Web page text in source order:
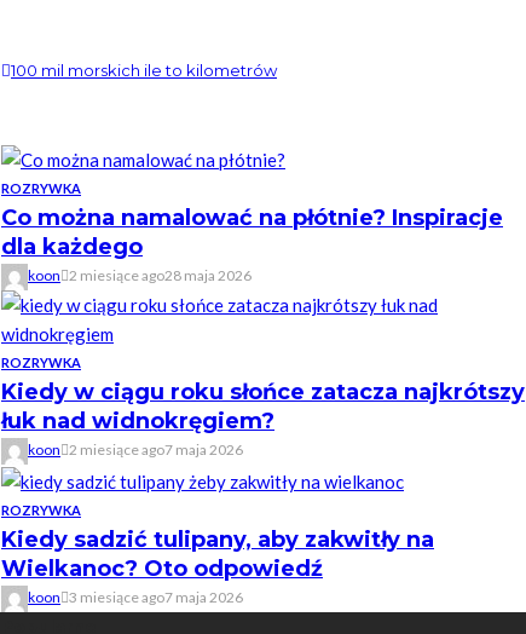
100 mil morskich ile to kilometrów
ROZRYWKA
Co można namalować na płótnie? Inspiracje
dla każdego
koon 2 miesiące ago28 maja 2026
ROZRYWKA
Kiedy w ciągu roku słońce zatacza najkrótszy
łuk nad widnokręgiem?
koon 2 miesiące ago7 maja 2026
ROZRYWKA
Kiedy sadzić tulipany, aby zakwitły na
Wielkanoc? Oto odpowiedź
koon 3 miesiące ago7 maja 2026